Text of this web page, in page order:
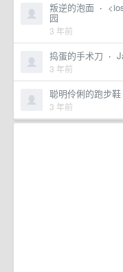
叛逆的泡面 ·
园
3 年前
捣蛋的手术刀 ·
3 年前
聪明伶俐的跑步鞋
3 年前